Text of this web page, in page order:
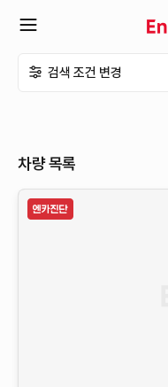
뉴
검색 조건 변경
차량 목록